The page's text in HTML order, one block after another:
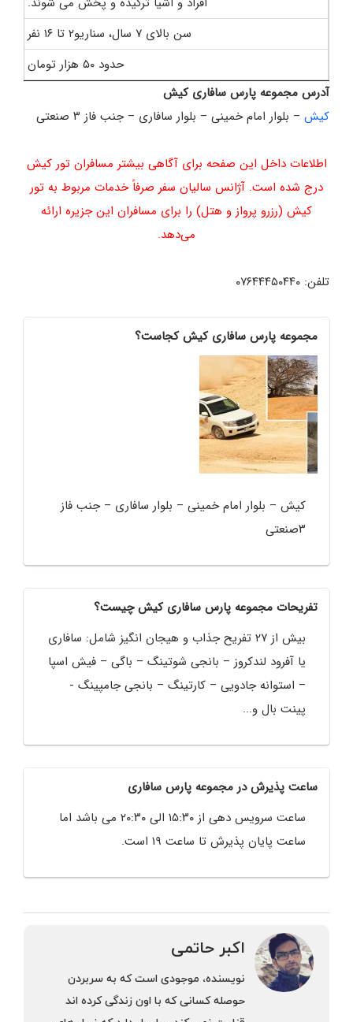
سن بالای ۷ سال، سناریو۲ تا ۱۶ نفر
حدود ۵۰ هزار تومان
آدرس مجموعه پارس سافاری کیش
کیش– بلوار امام خمینی – بلوار سافاری – جنب فاز ۳ صنعتی
اطلاعات داخل این صفحه برای آگاهی بیشتر مسافران تور کیش
درج شده است. آژانس سالیان سفر صرفاً خدمات مربوط به تور
کیش (رزرو پرواز و هتل) را برای مسافران این جزیره ارائه
می‌دهد.
تلفن: ۰۷۶۴۴۴۵۰۴۴۰
مجموعه پارس سافاری کیش کجاست؟
کیش – بلوار امام خمینی – بلوار سافاری – جنب فاز
۳صنعتی
تفریحات مجموعه پارس سافاری کیش چیست؟
بیش از ۲۷ تفریح جذاب و هیجان انگیز شامل: سافاری
یا آفرود لندکروز – بانجی شوتینگ – باگی – فیش اسپا
– استوانه جادویی – کارتینگ – بانجی جامپینگ -
پینت بال و...
ساعت پذیرش در مجموعه پارس سافاری
ساعت سرویس دهی از ۱۵:۳۰ الی ۲۰:۳۰ می باشد اما
ساعت پایان پذیرش تا ساعت ۱۹ است.
اکبر حاتمی
نویسنده، موجودی است كه به سربردن
حوصله كسانی كه با اون زندگی كرده اند